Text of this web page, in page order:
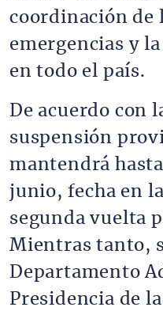
coordinación de
emergencias y
en todo el país.
De acuerdo con
suspensión
mantendrá
junio, fecha en
segunda vuelta
Mientras tanto,
Departamento
Presidencia de